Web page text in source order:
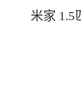
米家 1.5